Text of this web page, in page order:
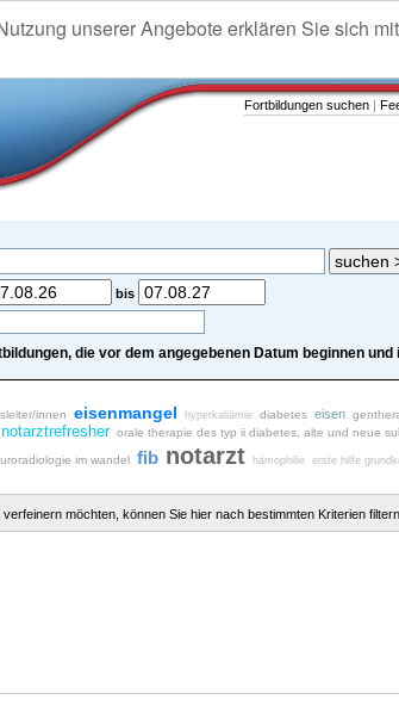
unserer Angebote erklären Sie sich
Fortbildungen suchen |
bis
die vor dem angegebenen Datum beginnen
innen eisenmangel hyperkaliämie diabetes eisen
notarztrefresher orale therapie des typ ii diabetes, alte und neue
im wandel fib notarzt hämophilie erste hilfe
möchten, können Sie hier nach bestimmten Kriterien filtern.